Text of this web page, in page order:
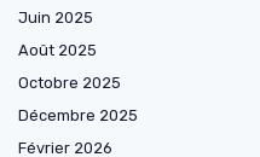
Juin 2025
Août 2025
Octobre 2025
Décembre 2025
Février 2026